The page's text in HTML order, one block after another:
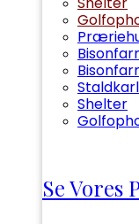
Shelter
Se Vores